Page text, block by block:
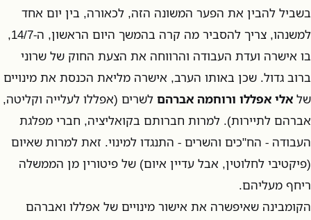
בשביל להבין את הפער המשונה הזה, לכאורה, בין יום אחד
למשנהו, צריך להסביר מה קרה בהמשך היום הראשון, ה-14/7,
בו אישרה ועדת העבודה והרווחה את הצעת החוק של שרוני
ברוב גדול. שכן באותו הערב, אישרה מליאת הכנסת את מינויים
של אלי אפללו ורוחמה אברהם לשרים (אפללו לעלייה וקליטה,
אברהם לתיירות). למרות חברותם בקואליציה, חברי מפלגת
העבודה - הח"כים והשרים - התנגדו למינוי. זאת למרות שאיום
(פיקטיבי לחלוטין, אבל עדיין איום) של פיטורין מן הממשלה
ריחף מעליהם.
הקומבינה שאיפשרה את אישור מינויים של אפללו ואברהם